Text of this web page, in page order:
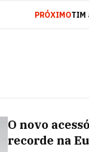
PRÓXIMOTIM
O novo
recorde na